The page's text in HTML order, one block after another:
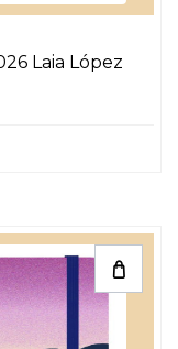
Laia López